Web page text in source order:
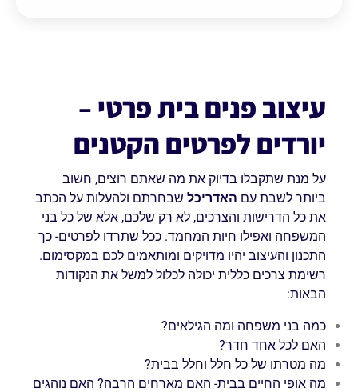
עיצוב פנים בית פרטי –
יורדים לפרטים הקטנים
על מנת שתקבלו בדיוק את מה שאתם רוצים, חשוב
ביותר לשבת עם האדריכל שבחרתם ולהעלות על הכתב
את כל הדרישות והצרכים, לא רק שלכם, אלא של כל בני
המשפחה ואפילו חיות המחמד. ככל שתרדו לפרטים- כך
התכנון והעיצוב יהיו מדויקים ומותאמים לכם במקסימום.
רשימת צרכים כללית יכולה לכלול למשל את הנקודות
הבאות:
כמה בני משפחה ומה הגילאים?
האם לכל אחד חדר?
מה מטרתו של כל חלל וחלל בבית?
מה אופי החיים בבית- האם מארחים הרבה? האם נוהגים